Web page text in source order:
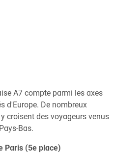
A7 compte parmi les axes
d'Europe. De nombreux
croisent des voyageurs venus
Bas.
Paris (5e place)